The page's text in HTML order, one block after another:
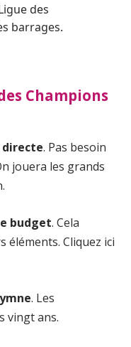
des
barrages.
Champions
directe. Pas besoin
jouera les grands
budget. Cela
éléments. Cliquez ici
. Les
vingt ans.